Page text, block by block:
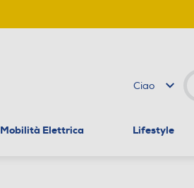
Ciao
Mobilità Elettrica Lifestyle